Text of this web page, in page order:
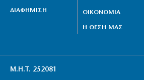
ΔΙΑΦΗΜΙΣΗ
ΟΙΚΟΝΟΜΙΑ
Η ΘΕΣΗ ΜΑΣ
Μ.Η.Τ. 252081